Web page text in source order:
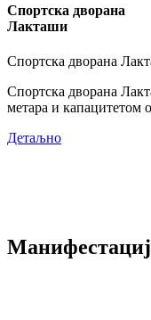
Спортска дворана
Лакташи
Спортска дворана
Спортска дворана
метара и капацитетом
Детаљно